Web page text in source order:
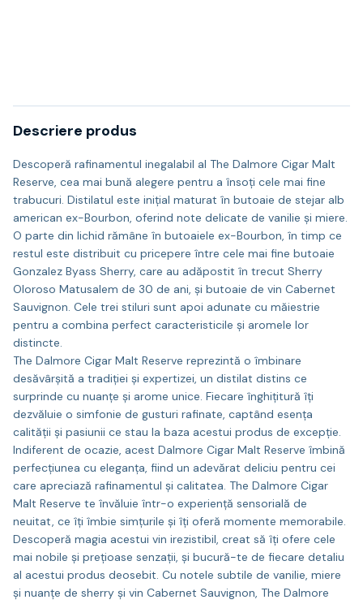
Descriere produs
Descoperă rafinamentul inegalabil al The Dalmore Cigar Malt
Reserve, cea mai bună alegere pentru a însoți cele mai fine
trabucuri. Distilatul este inițial maturat în butoaie de stejar alb
american ex-Bourbon, oferind note delicate de vanilie și miere.
O parte din lichid rămâne în butoaiele ex-Bourbon, în timp ce
restul este distribuit cu pricepere între cele mai fine butoaie
Gonzalez Byass Sherry, care au adăpostit în trecut Sherry
Oloroso Matusalem de 30 de ani, și butoaie de vin Cabernet
Sauvignon. Cele trei stiluri sunt apoi adunate cu măiestrie
pentru a combina perfect caracteristicile și aromele lor
distincte.
The Dalmore Cigar Malt Reserve reprezintă o îmbinare
desăvârșită a tradiției și expertizei, un distilat distins ce
surprinde cu nuanțe și arome unice. Fiecare înghițitură îți
dezvăluie o simfonie de gusturi rafinate, captând esența
calității și pasiunii ce stau la baza acestui produs de excepție.
Indiferent de ocazie, acest Dalmore Cigar Malt Reserve îmbină
perfecțiunea cu eleganța, fiind un adevărat deliciu pentru cei
care apreciază rafinamentul și calitatea. The Dalmore Cigar
Malt Reserve te învăluie într-o experiență sensorială de
neuitat, ce îți îmbie simțurile și îți oferă momente memorabile.
Descoperă magia acestui vin irezistibil, creat să îți ofere cele
mai nobile și prețioase senzații, și bucură-te de fiecare detaliu
al acestui produs deosebit. Cu notele subtile de vanilie, miere
și nuanțe de sherry și vin Cabernet Sauvignon, The Dalmore